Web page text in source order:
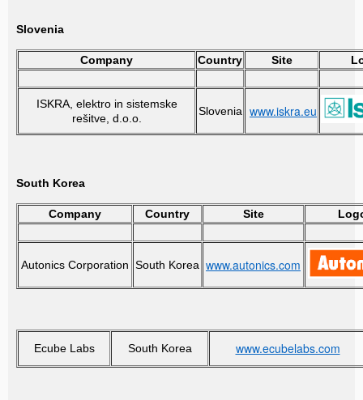
Slovenia
Company Country Site
ISKRA, elektro in sistemske
rešitve, d.o.o.
Slovenia www.iskra.eu
South Korea
Company Country Site
Autonics Corporation South Korea www.autonics.com
Ecube Labs South Korea www.ecubelabs.com